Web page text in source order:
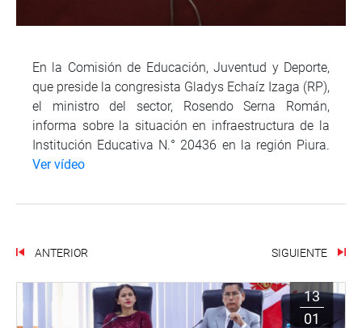
En la Comisión de Educación, Juventud y Deporte,
que preside la congresista Gladys Echaíz Izaga (RP),
el ministro del sector, Rosendo Serna Román,
informa sobre la situación en infraestructura de la
Institución Educativa N.° 20436 en la región Piura.
Ver vídeo
ANTERIOR SIGUIENTE
13
01